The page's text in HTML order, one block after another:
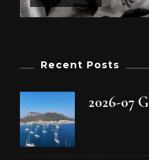
Recent Posts
2026-07